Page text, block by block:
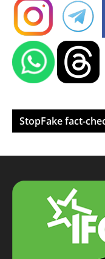
StopFake fact-